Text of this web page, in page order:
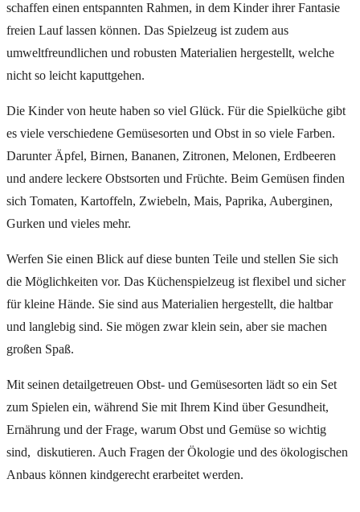
schaffen einen entspannten Rahmen, in dem Kinder ihrer Fantasie
freien Lauf lassen können. Das Spielzeug ist zudem aus
umweltfreundlichen und robusten Materialien hergestellt, welche
nicht so leicht kaputtgehen.
Die Kinder von heute haben so viel Glück. Für die Spielküche gibt
es viele verschiedene Gemüsesorten und Obst in so viele Farben.
Darunter Äpfel, Birnen, Bananen, Zitronen, Melonen, Erdbeeren
und andere leckere Obstsorten und Früchte. Beim Gemüsen finden
sich Tomaten, Kartoffeln, Zwiebeln, Mais, Paprika, Auberginen,
Gurken und vieles mehr.
Werfen Sie einen Blick auf diese bunten Teile und stellen Sie sich
die Möglichkeiten vor. Das Küchenspielzeug ist flexibel und sicher
für kleine Hände. Sie sind aus Materialien hergestellt, die haltbar
und langlebig sind. Sie mögen zwar klein sein, aber sie machen
großen Spaß.
Mit seinen detailgetreuen Obst- und Gemüsesorten lädt so ein Set
zum Spielen ein, während Sie mit Ihrem Kind über Gesundheit,
Ernährung und der Frage, warum Obst und Gemüse so wichtig
sind, diskutieren. Auch Fragen der Ökologie und des ökologischen
Anbaus können kindgerecht erarbeitet werden.